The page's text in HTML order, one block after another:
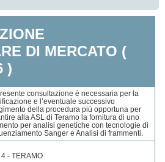
DI MERCATO (
)
consultazione è necessaria per la
e l’eventuale successivo
della procedura più opportuna per
alla ASL di Teramo la fornitura di uno
per analisi genetiche con tecnologie di
Sanger e Analisi di frammenti.
- TERAMO